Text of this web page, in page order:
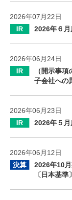
2026年07月22日
IR
2026年６
2026年06月24日
IR
（開示事
子会社への
2026年06月23日
IR
2026年５
2026年06月12日
決算
2026年10
〔日本基準